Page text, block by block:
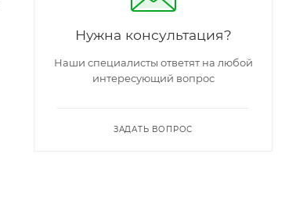
Нужна консультация?
Наши специалисты ответят на любой
интересующий вопрос
ЗАДАТЬ ВОПРОС